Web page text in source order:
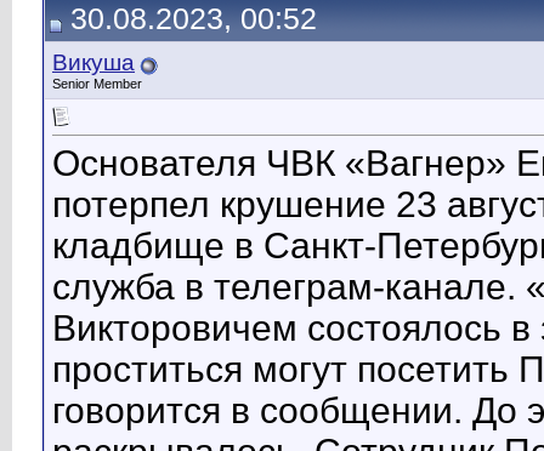
30.08.2023, 00:52
Викуша
Senior Member
Основателя ЧВК «Вагнер»
потерпел крушение 23
кладбище в Санкт-
служба в телеграм-
Викторовичем
проститься могут
говорится в сообщении. До